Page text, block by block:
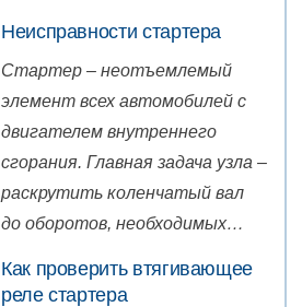
Неисправности стартера
Стартер – неотъемлемый
элемент всех автомобилей с
двигателем внутреннего
сгорания. Главная задача узла –
раскрутить коленчатый вал
до оборотов, необходимых…
Как проверить втягивающее
реле стартера